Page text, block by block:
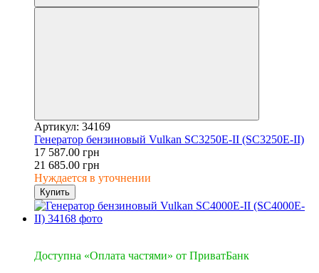
Артикул: 34169
Генератор бензиновый Vulkan SC3250E-II (SC3250E-II)
17 587.00 грн
21 685.00 грн
Нуждается в уточнении
Купить
Доступна «Оплата частями» от ПриватБанк